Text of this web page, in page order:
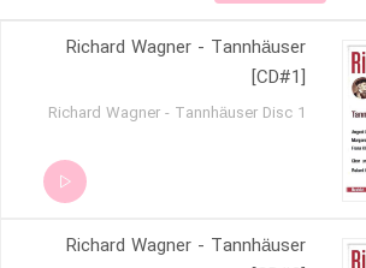
Richard Wagner - Tannhäuser
[CD#1]
Richard Wagner - Tannhäuser Disc 1
Richard Wagner - Tannhäuser